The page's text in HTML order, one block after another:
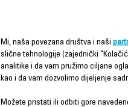
Vrsta četke
Bočna četka
Motorizacija
Mi, naša povezana društva i naši
slične tehnologije (zajednički
analitike i da vam pružimo ciljane
kao i da vam dozvolimo dijeljenje
Možete pristati ili odbiti gore